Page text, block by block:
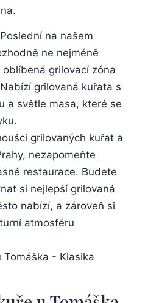
na našem
ne nejméně
grilovací⁤ zóna
grilovaná kuřata s
a⁣ světle masa, ⁢které‌ se
grilovaných kuřat a⁢
‍nezapomeňte‍
restaurace. Budete‌
si nejlepší⁢ grilovaná
nabízí, a zároveň si
atmosféru